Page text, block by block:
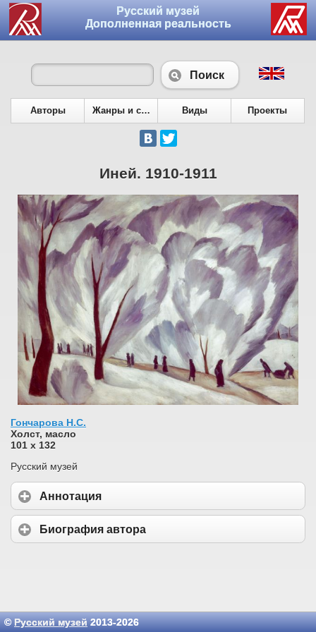
Русский музей
Дополненная реальность
Поиск
Авторы Жанры и сюжеты Виды Проекты
Иней. 1910-1911
Гончарова Н.С.
Холст, масло
101 х 132
Русский музей
Аннотация
Биография автора
©Русский музей2013-2026